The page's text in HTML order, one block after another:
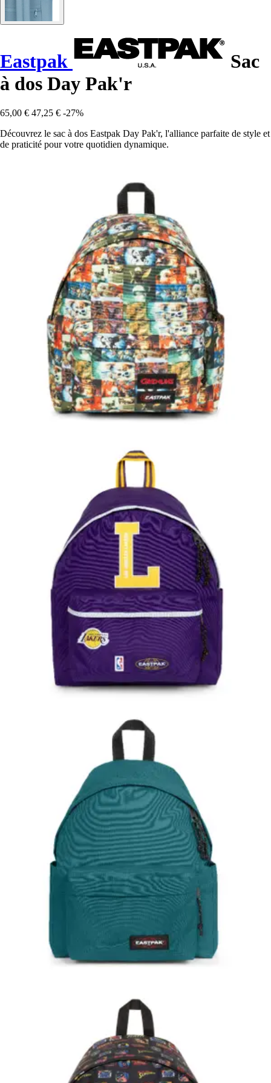
Eastpak
Sac
à dos Day Pak'r
65,00 € 47,25 € -27%
Découvrez le sac à dos Eastpak Day Pak'r, l'alliance parfaite de style et
de praticité pour votre quotidien dynamique.